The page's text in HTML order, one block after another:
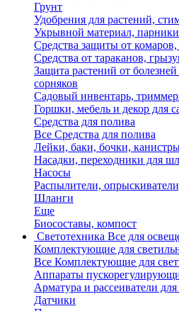
Грунт
Удобрения для растений,
Укрывной материал, парники
Средства защиты от
Средства от тараканов,
Защита растений от
сорняков
Садовый инвентарь,
Горшки, мебель и декор для
Средства для полива
Все Средства для полива
Лейки, баки, бочки,
Насадки, переходники для
Насосы
Распылители,
Шланги
Еще
Биосоставы, компост
Светотехника Все для
Комплектующие для
Все Комплектующие для
Аппараты
Арматура и рассеиватели
Датчики